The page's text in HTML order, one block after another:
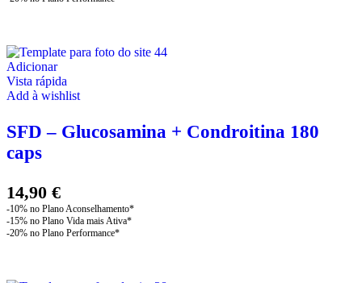
Adicionar
Vista rápida
Add à wishlist
SFD – Glucosamina + Condroitina 180
caps
14,90 €